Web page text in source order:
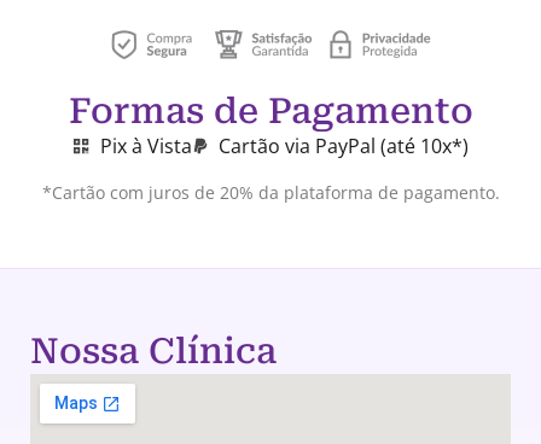
Formas de Pagamento
Pix à Vista Cartão via PayPal (até 10x*)
*Cartão com juros de 20% da plataforma de pagamento.
Nossa Clínica